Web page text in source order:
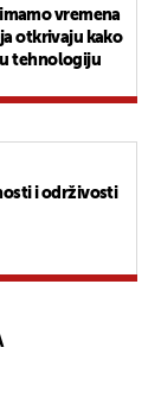
vremena
otkrivaju kako
tehnologiju
i održivosti